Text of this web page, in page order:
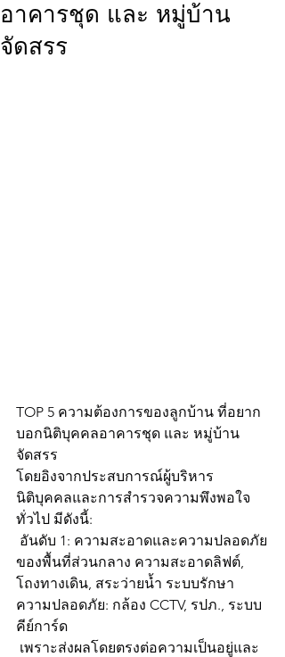
อาคารชุด และ หมู่บ้าน
จัดสรร
TOP 5 ความต้องการของลูกบ้าน ที่อยาก
บอกนิติบุคคลอาคารชุด และ หมู่บ้าน
จัดสรร
โดยอิงจากประสบการณ์ผู้บริหาร
นิติบุคคลและการสำรวจความพึงพอใจ
ทั่วไป มีดังนี้:
อันดับ 1: ความสะอาดและความปลอดภัย
ของพื้นที่ส่วนกลาง ความสะอาดลิฟต์,
โถงทางเดิน, สระว่ายน้ำ ระบบรักษา
ความปลอดภัย: กล้อง CCTV, รปภ., ระบบ
คีย์การ์ด
เพราะส่งผลโดยตรงต่อความเป็นอยู่และ